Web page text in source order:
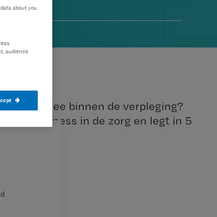
je ermee binnen de verpleging?
mindfulness in de zorg en legt in 5
about you
audience